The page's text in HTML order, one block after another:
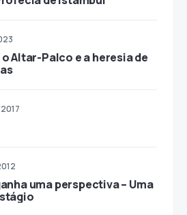
Altar-Palco e a heresia de
uma perspectiva – Uma